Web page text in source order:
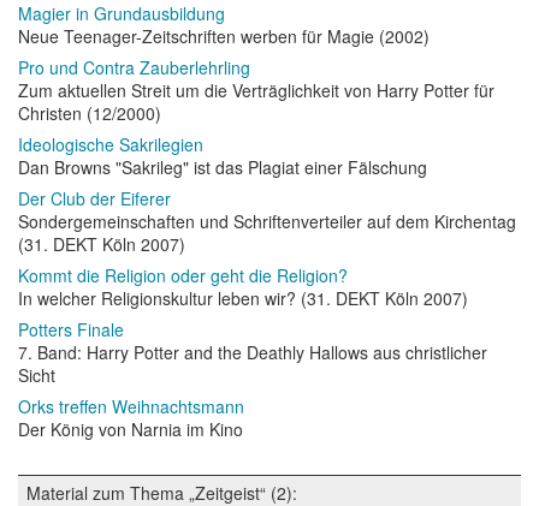
Magier in Grundausbildung
Neue Teenager-Zeitschriften werben für Magie (2002)
Pro und Contra Zauberlehrling
Zum aktuellen Streit um die Verträglichkeit von Harry Potter für
Christen (12/2000)
Ideologische Sakrilegien
Dan Browns "Sakrileg" ist das Plagiat einer Fälschung
Der Club der Eiferer
Sondergemeinschaften und Schriftenverteiler auf dem Kirchentag
(31. DEKT Köln 2007)
Kommt die Religion oder geht die Religion?
In welcher Religionskultur leben wir? (31. DEKT Köln 2007)
Potters Finale
7. Band: Harry Potter and the Deathly Hallows aus christlicher
Sicht
Orks treffen Weihnachtsmann
Der König von Narnia im Kino
Material zum Thema „Zeitgeist“ (2):